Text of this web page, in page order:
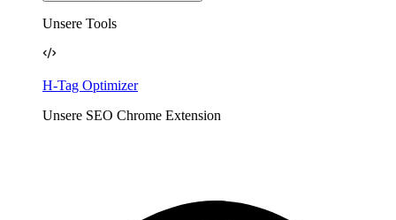
Unsere Tools
H-Tag Optimizer
Unsere SEO Chrome Extension